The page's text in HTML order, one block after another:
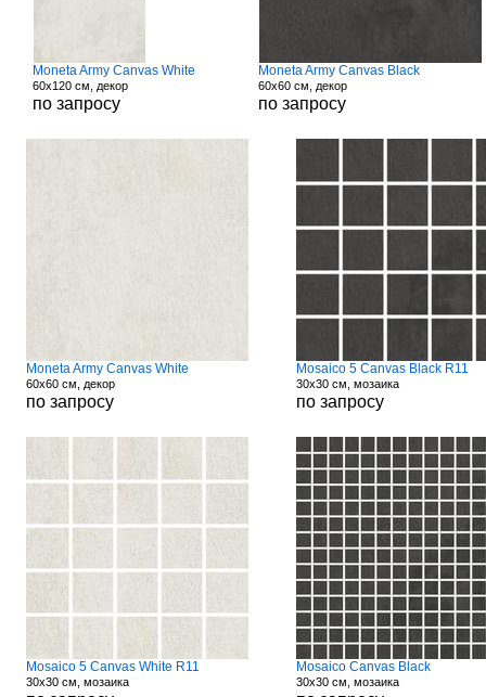
Moneta Army Canvas White
60x120 см, декор
по запросу
Moneta Army Canvas Black
60x60 см, декор
по запросу
Moneta Army Canvas White
60x60 см, декор
по запросу
Mosaico 5 Canvas Black R11
30x30 см, мозаика
по запросу
Mosaico 5 Canvas White R11
30x30 см, мозаика
Mosaico Canvas Black
30x30 см, мозаика